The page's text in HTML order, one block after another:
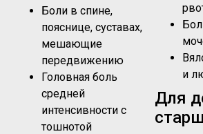
Боли в спине,
пояснице, суставах,
мешающие
передвижению
Головная боль
средней
интенсивности с
тошнотой
и
Для